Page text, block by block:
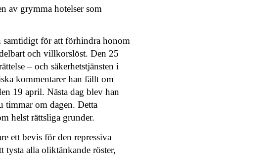
av grymma hotelser som
samtidigt för att förhindra honom
och villkorslöst. Den 25
– och säkerhetstjänsten i
kommentarer han fällt om
19 april. Nästa dag blev han
timmar om dagen. Detta
helst rättsliga grunder.
ett bevis för den repressiva
tysta alla oliktänkande röster,